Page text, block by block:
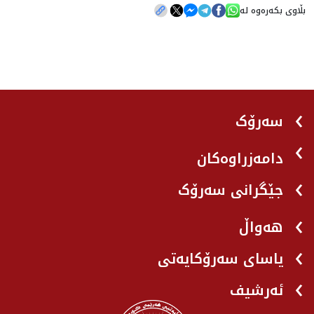
بڵاوی بکەرەوە لە
سەرۆک
دامەزراوەکان
جێگرانی سه‌رۆک
هه‌واڵ
یاسای سەرۆکایەتی
ئەرشیف